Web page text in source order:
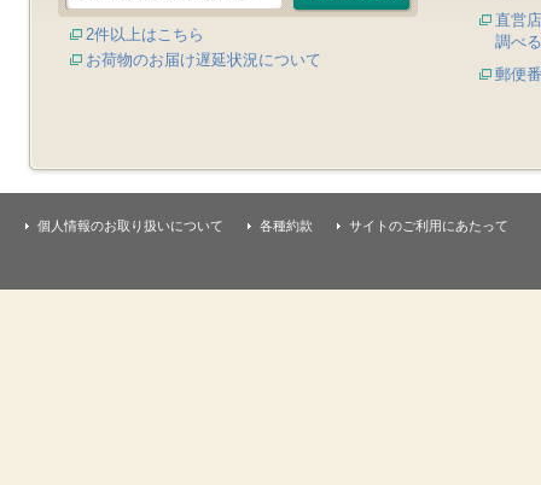
2件以上はこちら
お荷物のお届け遅延状況について
直営
調べる
郵便
個人情報のお取り扱いについて 各種約款 サイトのご利用にあたって